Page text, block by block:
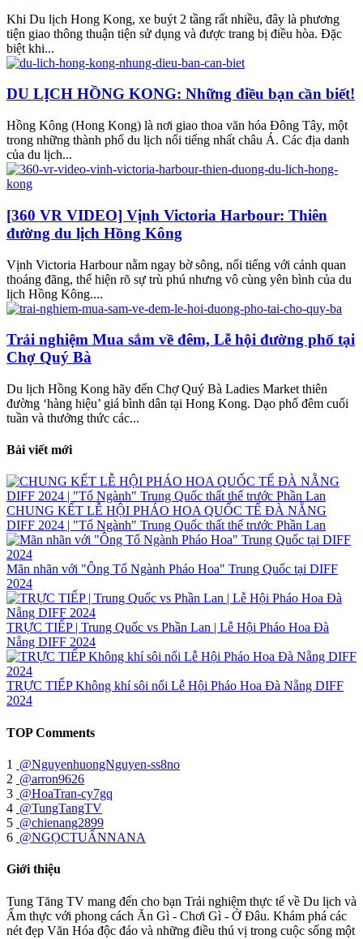
Khi Du lịch Hong Kong, xe buýt 2 tầng rất nhiều, đây là phương
tiện giao thông thuận tiện sử dụng và được trang bị điều hòa. Đặc
biệt khi...
DU LỊCH HỒNG KONG: Những điều bạn cần biết!
Hồng Kông (Hong Kong) là nơi giao thoa văn hóa Đông Tây, một
trong những thành phố du lịch nổi tiếng nhất châu Á. Các địa danh
của du lịch...
[360 VR VIDEO] Vịnh Victoria Harbour: Thiên
đường du lịch Hồng Kông
Vịnh Victoria Harbour nằm ngay bờ sông, nổi tiếng với cảnh quan
thoáng đãng, thể hiện rõ sự trù phú nhưng vô cùng yên bình của du
lịch Hồng Kông....
Trải nghiệm Mua sắm về đêm, Lễ hội đường phố tại
Chợ Quý Bà
Du lịch Hồng Kong hãy đến Chợ Quý Bà Ladies Market thiên
đường ‘hàng hiệu’ giá bình dân tại Hong Kong. Dạo phố đêm cuối
tuần và thưởng thức các...
Bài viết mới
CHUNG KẾT LỄ HỘI PHÁO HOA QUỐC TẾ ĐÀ NẴNG
DIFF 2024 | "Tổ Ngành" Trung Quốc thất thế trước Phần Lan
Mãn nhãn với "Ông Tổ Ngành Pháo Hoa" Trung Quốc tại DIFF
2024
TRỰC TIẾP | Trung Quốc vs Phần Lan | Lễ Hội Pháo Hoa Đà
Nẵng DIFF 2024
TRỰC TIẾP Không khí sôi nổi Lễ Hội Pháo Hoa Đà Nẵng DIFF
2024
TOP Comments
1
@NguyenhuongNguyen-ss8no
2 @arron9626
3 @HoaTran-cy7gq
4 @TungTangTV
5 @chienang2899
6 @NGỌCTUẤNNANA
Giới thiệu
Tung Tăng TV mang đến cho bạn Trải nghiệm thực tế về Du lịch và
Ẩm thực với phong cách Ăn Gì - Chơi Gì - Ở Đâu. Khám phá các
nét đẹp Văn Hóa độc đáo và những điều thú vị trong cuộc sống một